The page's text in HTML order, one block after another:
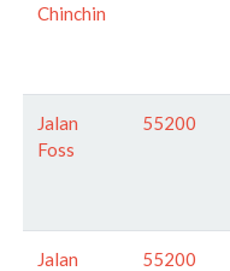
Chinchin
Jalan
Foss
55200
Jalan
55200